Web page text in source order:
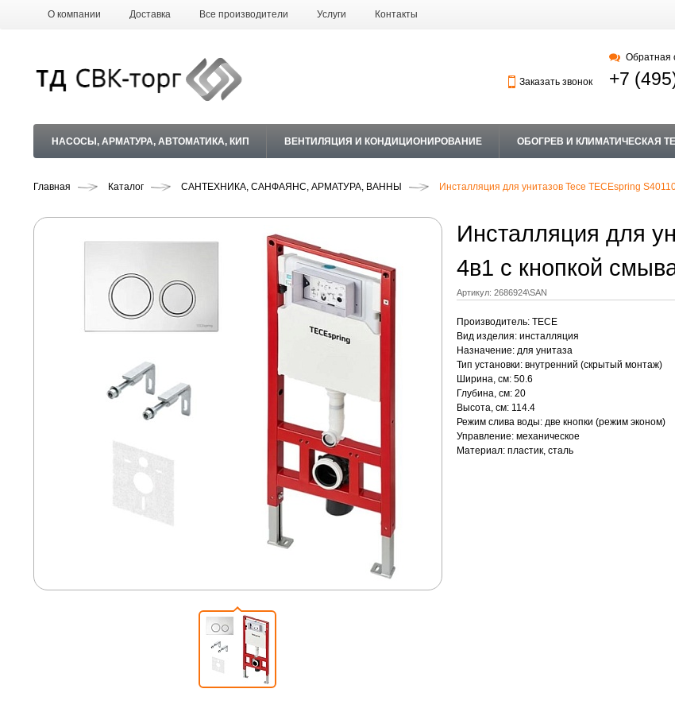
О компании Доставка Все производители Услуги Контакты
Заказать звонок
Обратная
+7
НАСОСЫ, АРМАТУРА, АВТОМАТИКА, КИП ВЕНТИЛЯЦИЯ И КОНДИЦИОНИРОВАНИЕ ОБОГРЕВ И КЛИМАТИЧЕСКАЯ
Главная Каталог САНТЕХНИКА, САНФАЯНС, АРМАТУРА, ВАННЫ Инсталляция для унитазов Tece TECEspring
Инсталляция для
4в1 с кнопкой
Артикул: 2686924\SAN
Производитель: TECE
Вид изделия: инсталляция
Назначение: для унитаза
Тип установки: внутренний (скрытый монтаж)
Ширина, см: 50.6
Глубина, см: 20
Высота, см: 114.4
Режим слива воды: две кнопки (режим эконом)
Управление: механическое
Материал: пластик, сталь